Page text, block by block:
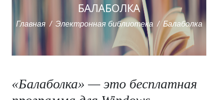
БАЛАБОЛКА
Главная Электронная библиотека Балаболка
«Балаболка» — это бесплатная